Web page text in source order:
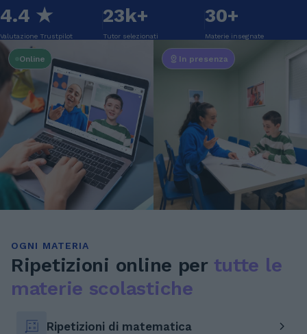
4.4 ★
Valutazione Trustpilot
23k+
Tutor selezionati
30+
Materie insegnate
Online In presenza
OGNI MATERIA
Ripetizioni online per tutte le
materie scolastiche
Ripetizioni di matematica